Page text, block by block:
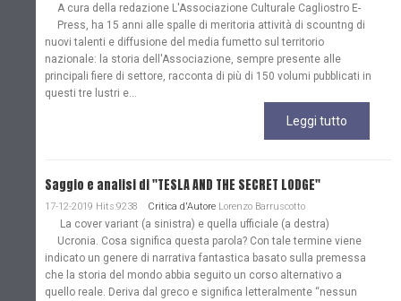
A cura della redazione L'Associazione Culturale Cagliostro E-
Press, ha 15 anni alle spalle di meritoria attività di scountng di
nuovi talenti e diffusione del media fumetto sul territorio
nazionale: la storia dell'Associazione, sempre presente alle
principali fiere di settore, racconta di più di 150 volumi pubblicati in
questi tre lustri e...
Leggi tutto
Saggio e analisi di "TESLA AND THE SECRET LODGE"
17-12-2019 Hits:9238 Critica d'Autore Lorenzo Barruscotto
La cover variant (a sinistra) e quella ufficiale (a destra)
Ucronia. Cosa significa questa parola? Con tale termine viene
indicato un genere di narrativa fantastica basato sulla premessa
che la storia del mondo abbia seguito un corso alternativo a
quello reale. Deriva dal greco e significa letteralmente “nessun